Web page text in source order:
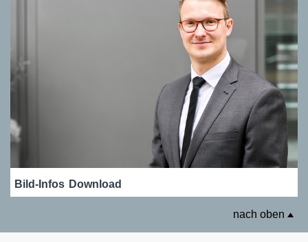
Bild-Infos Download
nach oben